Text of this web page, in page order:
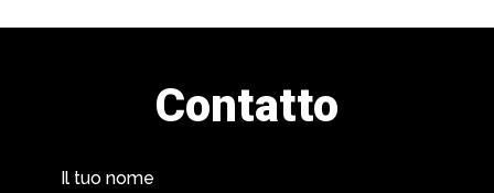
Contatto
Il tuo nome